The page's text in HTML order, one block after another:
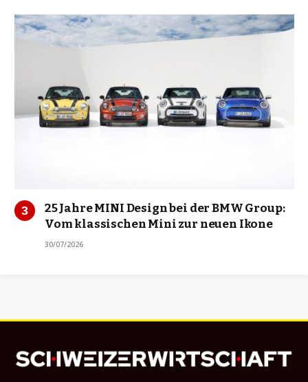
25 Jahre MINI Design bei der BMW Group:
Vom klassischen Mini zur neuen Ikone
30/07/2026